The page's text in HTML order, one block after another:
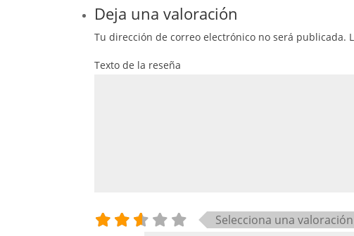
Deja una valoración
Tu dirección de correo electrónico no será publicada.
Texto de la reseña
Selecciona una valoración